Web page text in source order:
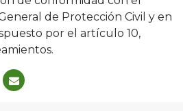
de Protección Civil y en
por el artículo 10,